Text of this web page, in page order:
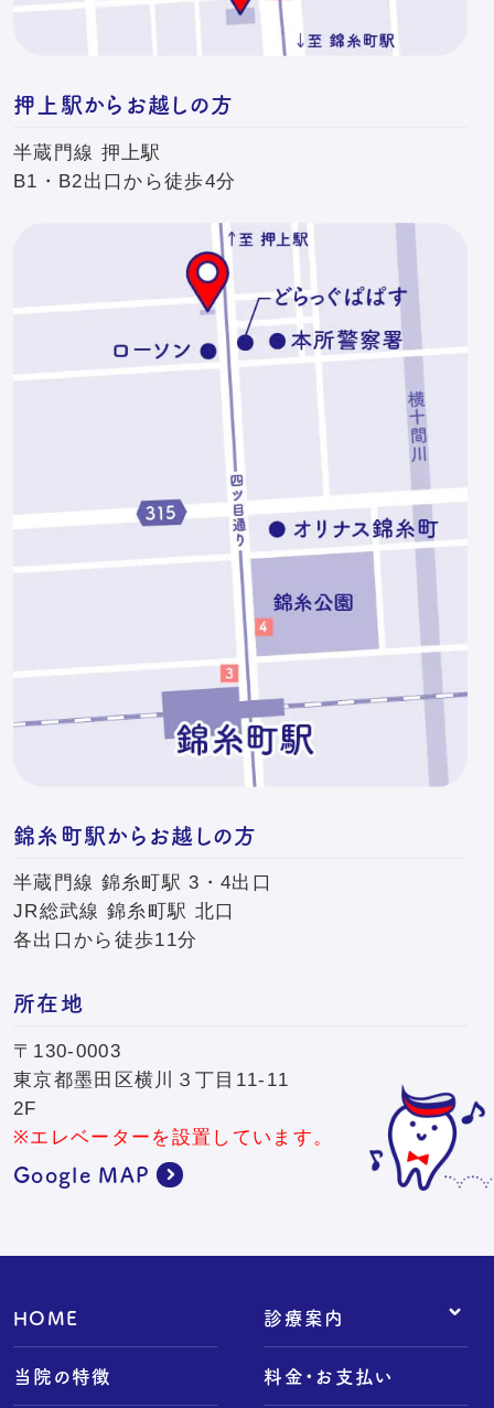
押上駅からお越しの方
半蔵門線 押上駅
B1・B2出口から徒歩4分
錦糸町駅からお越しの方
半蔵門線 錦糸町駅 3・4出口
JR総武線 錦糸町駅 北口
各出口から徒歩11分
所在地
〒130-0003
東京都墨田区横川３丁目11-11
2F
※エレベーターを設置しています。
Google MAP
HOME
当院の特徴
診療案内
料金・お支払い